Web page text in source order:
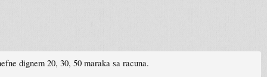
dignem 20, 30, 50 maraka sa racuna.